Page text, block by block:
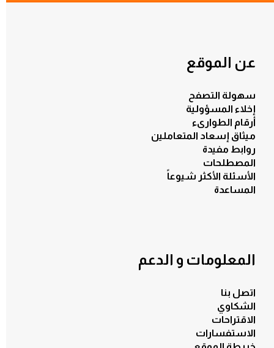
عن الموقع
سهولة التصفح
إخلاء المسؤولية
أرقام الطوارىء
ميثاق إسعاد المتعاملين
روابط مفيدة
المصطلحات
الأسئلة الأكثر شيوعاً
المساعدة
المعلومات و الدعم
اتصل بنا
الشكاوي
الاقتراحات
الاستفسارات